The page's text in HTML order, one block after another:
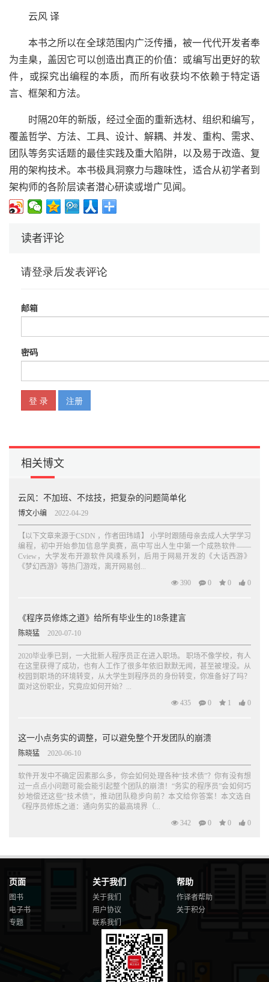
云风 译
本书之所以在全球范围内广泛传播，被一代代开发者奉
为圭臬，盖因它可以创造出真正的价值：或编写出更好的软
件，或探究出编程的本质，而所有收获均不依赖于特定语
言、框架和方法。
时隔20年的新版，经过全面的重新选材、组织和编写，
覆盖哲学、方法、工具、设计、解耦、并发、重构、需求、
团队等务实话题的最佳实践及重大陷阱，以及易于改造、复
用的架构技术。本书极具洞察力与趣味性，适合从初学者到
架构师的各阶层读者潜心研读或增广见闻。
读者评论
相关博文
云风：不加班、不炫技，把复杂的问题简单化
博文小编 2022-04-29
【以下文章来源于CSDN ，作者田玮靖】 小学时跟随母亲去成人大学学习
编程，初中开始参加信息学奥赛，高中写出人生中第一个成熟软件——
Cview，大学发布开源软件风魂系列，后用于网易开发的《大话西游》
《梦幻西游》等热门游戏，离开网易创...
390
0 0 0
《程序员修炼之道》给所有毕业生的18条建言
陈晓猛 2020-07-10
2020毕业季已到，一大批新人程序员正在进入职场。 职场不像学校，有人
在这里获得了成功，也有人工作了很多年依旧默默无闻，甚至被埋没。从
校园到职场的环境转变，从大学生到程序员的身份转变，你准备好了吗？
面对这份职业，究竟应如何开始？...
435
0 1 0
这一小点务实的调整，可以避免整个开发团队的崩溃
陈晓猛 2020-06-10
软件开发中不确定因素那么多，你会如何处理各种“技术债”？你有没有想
过一点点小问题可能会能引起整个团队的崩溃！“务实的程序员”会如何巧
妙地偿还这些“技术债”，推动团队稳步向前？本文给你答案！本文选自
《程序员修炼之道：通向务实的最高境界（...
342
0 0 0
页面
图书
电子书
专题
关于我们
关于我们
用户协议
联系我们
帮助
作译者帮助
关于积分